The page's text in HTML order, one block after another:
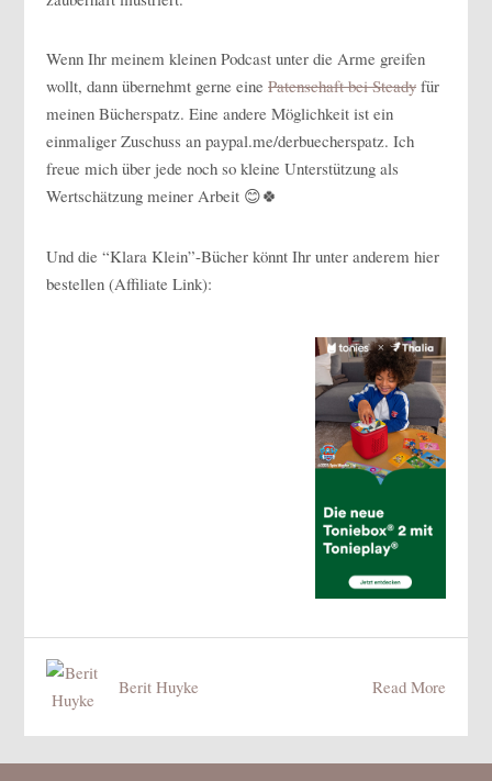
Wenn Ihr meinem kleinen Podcast unter die Arme greifen
wollt, dann übernehmt gerne einePatenschaft bei Steady für
meinen Bücherspatz. Eine andere Möglichkeit ist ein
einmaliger Zuschuss an paypal.me/derbuecherspatz. Ich
freue mich über jede noch so kleine Unterstützung als
Wertschätzung meiner Arbeit 😊🍀
Und die “Klara Klein”-Bücher könnt Ihr unter anderem hier
bestellen (Affiliate Link):
Read More
Berit Huyke